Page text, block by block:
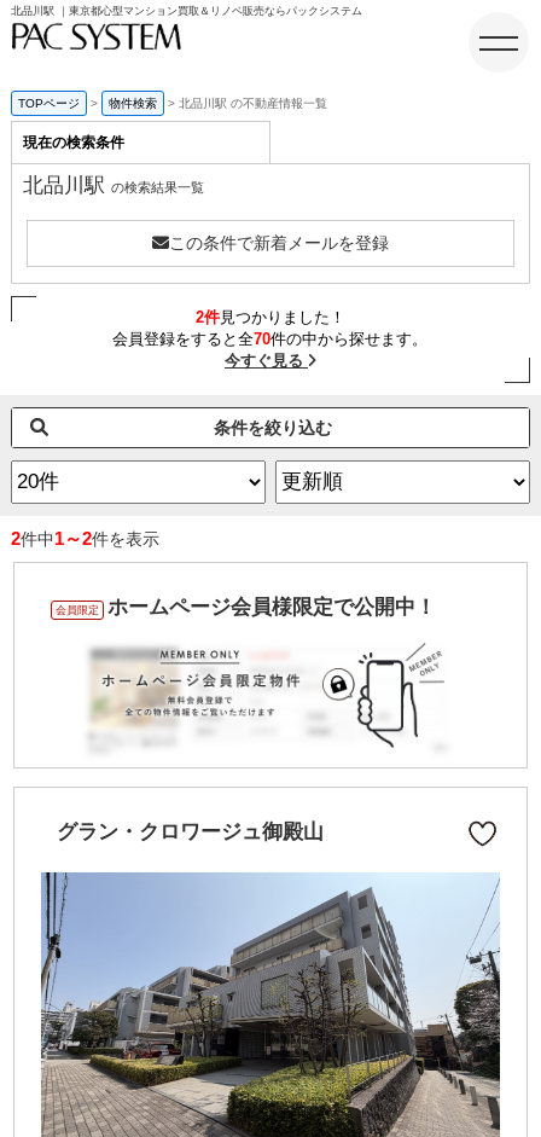
北品川駅 ｜東京都心型マンション買取＆リノベ販売ならパックシステム
TOPページ 物件検索 北品川駅 の不動産情報一覧
現在の検索条件
北品川駅 の検索結果一覧
この条件で新着メールを登録
2件見つかりました！
会員登録をすると全70件の中から探せます。
今すぐ見る
条件を絞り込む
2件中1～2件を表示
会員限定 ホームページ会員様限定で公開中！
グラン・クロワージュ御殿山